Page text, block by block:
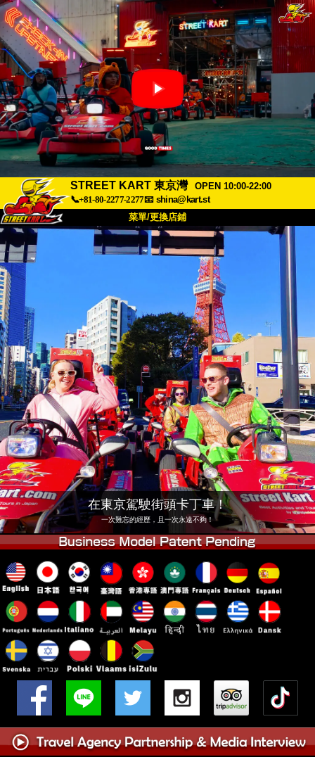
STREET KART 東京灣
OPEN 10:00-22:00
📞+81-80-2277-2277📧 shina@kart.st
菜單/更換店鋪
首頁
預訂
更換店鋪
東京 品川 #1 東京 秋葉原 #1
東京 秋葉原 #2 東京 澀谷
東京 澀谷分店 東京灣
東京 淺草 大阪
沖繩
在東京駕駛街頭卡丁車！
一次難忘的經歷，且一次永遠不夠！